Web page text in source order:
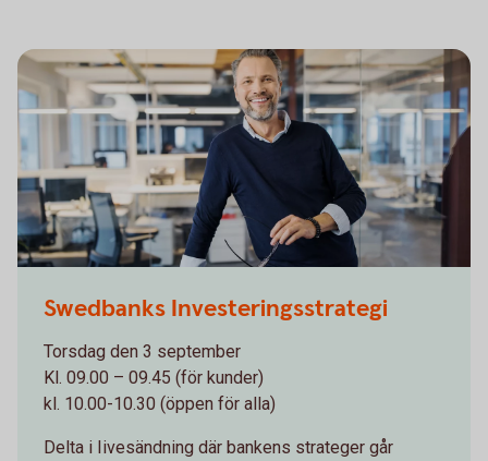
Swedbanks Investeringsstrategi
Torsdag den 3 september
Kl. 09.00 – 09.45 (för kunder)
kl. 10.00-10.30 (öppen för alla)
Delta i Iivesändning där bankens strateger går